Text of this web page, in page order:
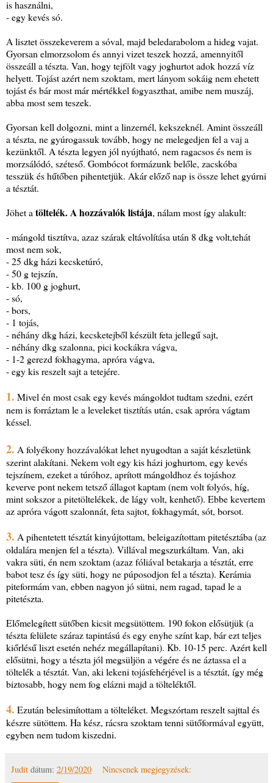
is használni,
- egy kevés só.
A lisztet összekeverem a sóval, majd beledarabolom a hideg vajat.
Gyorsan elmorzsolom és annyi vizet teszek hozzá, amennyitől
összeáll a tészta. Van, hogy tejfölt vagy joghurtot adok hozzá víz
helyett. Tojást azért nem szoktam, mert lányom sokáig nem ehetett
tojást és bár most már mértékkel fogyaszthat, amibe nem muszáj,
abba most sem teszek.
Gyorsan kell dolgozni, mint a linzernél, kekszeknél. Amint összeáll
a tészta, ne gyúrogassuk tovább, hogy ne melegedjen fel a vaj a
kezünktől. A tészta legyen jól nyújtható, nem ragacsos és nem is
morzsálódó, széteső. Gombócot formázunk belőle, zacskóba
tesszük és hűtőben pihentetjük. Akár előző nap is össze lehet gyúrni
a tésztát.
Jöhet atöltelék. A hozzávalók listája, nálam most így alakult:
- mángold tisztítva, azaz szárak eltávolítása után 8 dkg volt,tehát
most nem sok,
- 25 dkg házi kecsketúró,
- 50 g tejszín,
- kb. 100 g joghurt,
- só,
- bors,
- 1 tojás,
- néhány dkg házi, kecsketejből készült feta jellegű sajt,
- néhány dkg szalonna, pici kockákra vágva,
- 1-2 gerezd fokhagyma, apróra vágva,
- egy kis reszelt sajt a tetejére.
1. Mivel én most csak egy kevés mángoldot tudtam szedni, ezért
nem is forráztam le a leveleket tisztítás után, csak apróra vágtam
késsel.
2. A folyékony hozzávalókat lehet nyugodtan a saját készletünk
szerint alakítani. Nekem volt egy kis házi joghurtom, egy kevés
tejszínem, ezeket a túróhoz, aprított mángoldhoz és tojáshoz
keverve pont nekem tetsző állagot kaptam (nem volt folyós, híg,
mint sokszor a pitetöltelékek, de lágy volt, kenhető). Ebbe kevertem
az apróra vágott szalonnát, feta sajtot, fokhagymát, sót, borsot.
3. A pihentetett tésztát kinyújtottam, beleigazítottam pitetésztába (az
oldalára menjen fel a tészta). Villával megszurkáltam. Van, aki
vakra süti, én nem szoktam (azaz fóliával betakarja a tésztát, erre
babot tesz és így süti, hogy ne púposodjon fel a tészta). Kerámia
piteformám van, ebben nagyon jó sütni, nem ragad, tapad le a
pitetészta.
Előmelegített sütőben kicsit megsütöttem. 190 fokon elősütjük (a
tészta felülete száraz tapintású és egy enyhe színt kap, bár ezt teljes
kiőrlésű liszt esetén nehéz megállapítani). Kb. 10-15 perc. Azért kell
elősütni, hogy a tészta jól megsüljön a végére és ne áztassa el a
töltelék a tésztát. Van, aki lekeni tojásfehérjével is a tésztát, így még
biztosabb, hogy nem fog elázni majd a tölteléktől.
4. Ezután belesimítottam a tölteléket. Megszórtam reszelt sajttal és
készre sütöttem. Ha kész, rácsra szoktam tenni sütőformával együtt,
egyben nem tudom kiszedni.
Judit dátum: 2/19/2020 Nincsenek megjegyzések: